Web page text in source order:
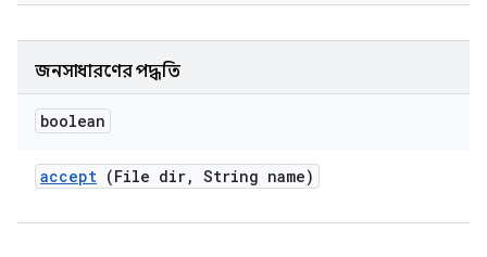
জনসাধারণের পদ্ধতি
boolean
accept (File dir, String name)